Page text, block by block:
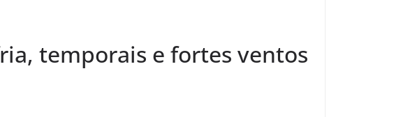
temporais e fortes ventos